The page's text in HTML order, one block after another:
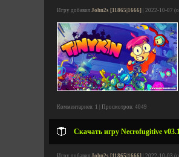
Игру добавил John2s [11865|1666] | 2022-10-07
Комментариев: 1 | Просмотров: 4049
Скачать игру Necrofugitive
Игру добавил John2s [11865|1666] | 2022-10-03